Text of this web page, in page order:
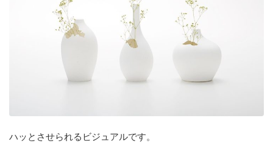
ハッとさせられるビジュアルです。